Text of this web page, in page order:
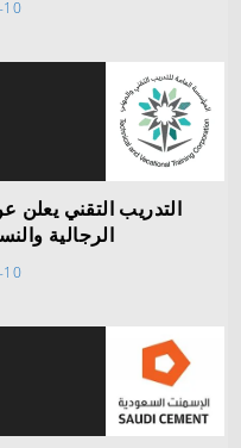
10
التدريب التقني يعلن
الرجالية
10